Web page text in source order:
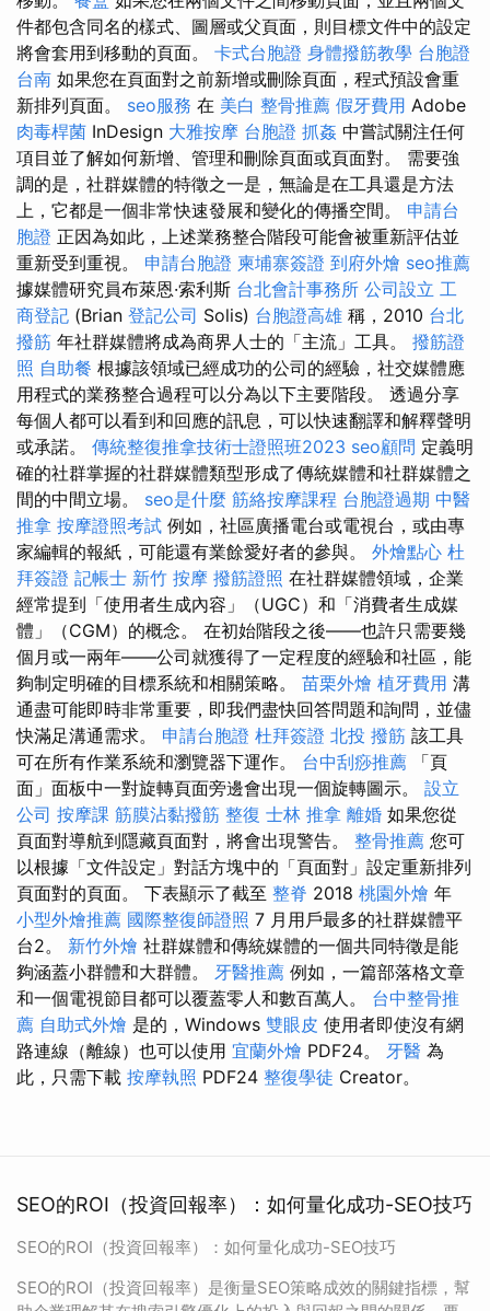
件都包含同名的樣式、圖層或父頁面，則目標文件中的設定
將會套用到移動的頁面。 卡式台胞證 身體撥筋教學 台胞證
台南 如果您在頁面對之前新增或刪除頁面，程式預設會重
新排列頁面。 seo服務 在 美白 整骨推薦 假牙費用 Adob​​e
肉毒桿菌 InDesign 大雅按摩 台胞證 抓姦 中嘗試關注任何
項目並了解如何新增、管理和刪除頁面或頁面對。 需要強
調的是，社群媒體的特徵之一是，無論是在工具還是方法
上，它都是一個非常快速發展和變化的傳播空間。 申請台
胞證 正因為如此，上述業務整合階段可能會被重新評估並
重新受到重視。 申請台胞證 柬埔寨簽證 到府外燴 seo推薦
據媒體研究員布萊恩·索利斯 台北會計事務所 公司設立 工
商登記 (Brian 登記公司 Solis) 台胞證高雄 稱，2010 台北
撥筋 年社群媒體將成為商界人士的「主流」工具。 撥筋證
照 自助餐 根據該領域已經成功的公司的經驗，社交媒體應
用程式的業務整合過程可以分為以下主要階段。 透過分享
每個人都可以看到和回應的訊息，可以快速翻譯和解釋聲明
或承諾。 傳統整復推拿技術士證照班2023 seo顧問 定義明
確的社群掌握的社群媒體類型形成了傳統媒體和社群媒體之
間的中間立場。 seo是什麼 筋絡按摩課程 台胞證過期 中醫
推拿 按摩證照考試 例如，社區廣播電台或電視台，或由專
家編輯的報紙，可能還有業餘愛好者的參與。 外燴點心 杜
拜簽證 記帳士 新竹 按摩 撥筋證照 在社群媒體領域，企業
經常提到「使用者生成內容」（UGC）和「消費者生成媒
體」（CGM）的概念。 在初始階段之後——也許只需要幾
個月或一兩年——公司就獲得了一定程度的經驗和社區，能
夠制定明確的目標系統和相關策略。 苗栗外燴 植牙費用 溝
通盡可能即時非常重要，即我們盡快回答問題和詢問，並儘
快滿足溝通需求。 申請台胞證 杜拜簽證 北投 撥筋 該工具
可在所有作業系統和瀏覽器下運作。 台中刮痧推薦 「頁
面」面板中一對旋轉頁面旁邊會出現一個旋轉圖示。 設立
公司 按摩課 筋膜沾黏撥筋 整復 士林 推拿 離婚 如果您從
頁面對導航到隱藏頁面對，將會出現警告。 整骨推薦 您可
以根據「文件設定」對話方塊中的「頁面對」設定重新排列
頁面對的頁面。 下表顯示了截至 整脊 2018 桃園外燴 年
小型外燴推薦 國際整復師證照 7 月用戶最多的社群媒體平
台2。 新竹外燴 社群媒體和傳統媒體的一個共同特徵是能
夠涵蓋小群體和大群體。 牙醫推薦 例如，一篇部落格文章
和一個電視節目都可以覆蓋零人和數百萬人。 台中整骨推
薦 自助式外燴 是的，Windows 雙眼皮 使用者即使沒有網
路連線（離線）也可以使用 宜蘭外燴 PDF24。 牙醫 為
此，只需下載 按摩執照 PDF24 整復學徒 Creator。
SEO的ROI（投資回報率）：如何量化成功-SEO技巧
SEO的ROI（投資回報率）：如何量化成功-SEO技巧
SEO的ROI（投資回報率）是衡量SEO策略成效的關鍵指標，幫